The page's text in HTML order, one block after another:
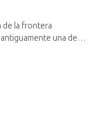
de la frontera
una de